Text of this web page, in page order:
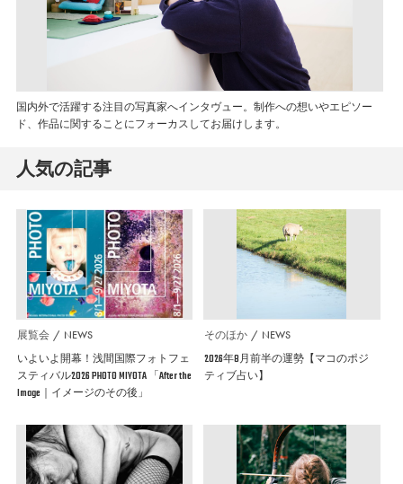
国内外で活躍する注目の写真家へインタヴュー。制作への想いやエピソー
ド、作品に関することにフォーカスしてお届けします。
人気の記事
展覧会 NEWS
いよいよ開幕！浅間国際フォトフェ
スティバル2026 PHOTO MIYOTA 「After the
Image｜イメージのその後」
そのほか NEWS
2026年8月前半の運勢【マコのポジ
ティブ占い】